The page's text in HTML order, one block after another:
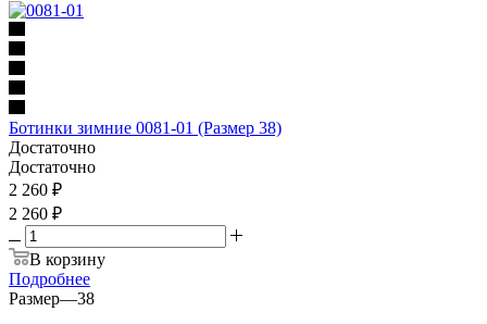
Ботинки зимние 0081-01 (Размер 38)
Достаточно
Достаточно
2 260 ₽
2 260 ₽
В корзину
Подробнее
Размер—38